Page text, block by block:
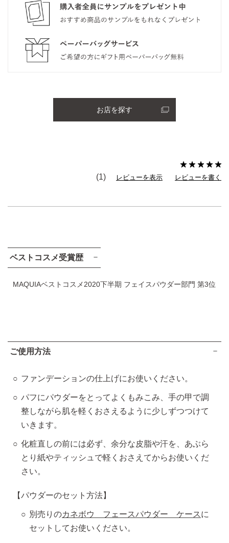
お店を探す
(1) レビューを表示 レビューを書く
ベストコスメ受賞歴
MAQUIAベストコスメ2020下半期 フェイスパウダー部門 第3位
ご使用方法
ファンデーションの仕上げにお使いください。
パフにパウダーをとってよくもみこみ、手の甲で調
整しながら肌を軽くおさえるように少しずつつけて
いきます。
化粧直しの前には必ず、余分な皮脂や汗を、あぶら
とり紙やティッシュで軽くおさえてからお使いくだ
さい。
【パウダーのセット方法】
別売りのカネボウ フェースパウダー ケースに
セットしてお使いください。